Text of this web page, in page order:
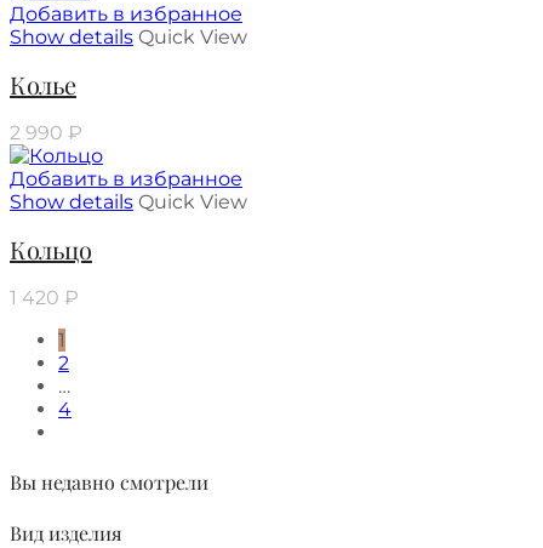
Добавить в избранное
Show details Quick View
Колье
2 990 ₽
Добавить в избранное
Show details Quick View
Кольцо
1 420 ₽
1
2
…
4
Вы недавно смотрели
Вид изделия